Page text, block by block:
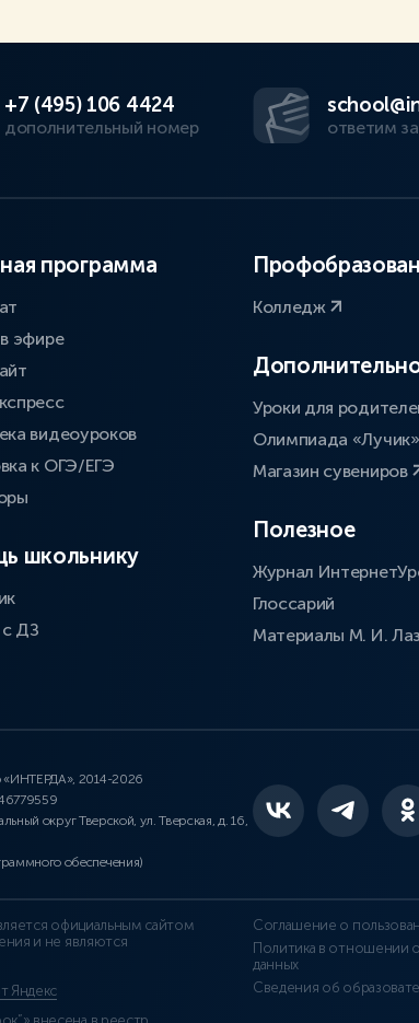
+7 (495) 106 4424
дополнительный номер ответим
программа
эфире
видеоуроков
к ОГЭ/ЕГЭ
школьнику
ДЗ
Колледж
Уроки для
Олимпиада «Лучик»
Магазин сувениров
Полезное
Журнал
Глоссарий
Материалы М. И.
«ИНТЕРДА», 2014-2026
округ Тверской, ул. Тверская, д. 16,
обеспечения)
официальным сайтом
и не являются
Яндекс
Соглашение о
Политика в отношении
данных
Сведения об